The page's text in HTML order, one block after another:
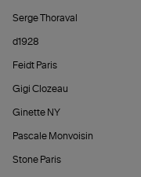
Serge Thoraval
d1928
Feidt Paris
Gigi Clozeau
Ginette NY
Pascale Monvoisin
Stone Paris